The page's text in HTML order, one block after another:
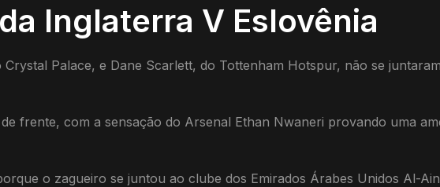
Inglaterra V Eslovênia
Palace, e Dane Scarlett, do Tottenham Hotspur, não se
frente, com a sensação do Arsenal Ethan Nwaneri provando uma
o zagueiro se juntou ao clube dos Emirados Árabes Unidos Al-